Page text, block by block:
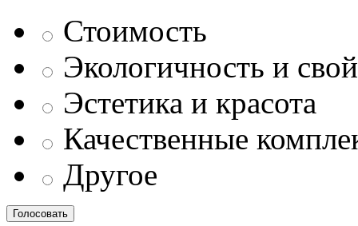
Стоимость
Экологичность и
Эстетика и красота
Качественные
Другое